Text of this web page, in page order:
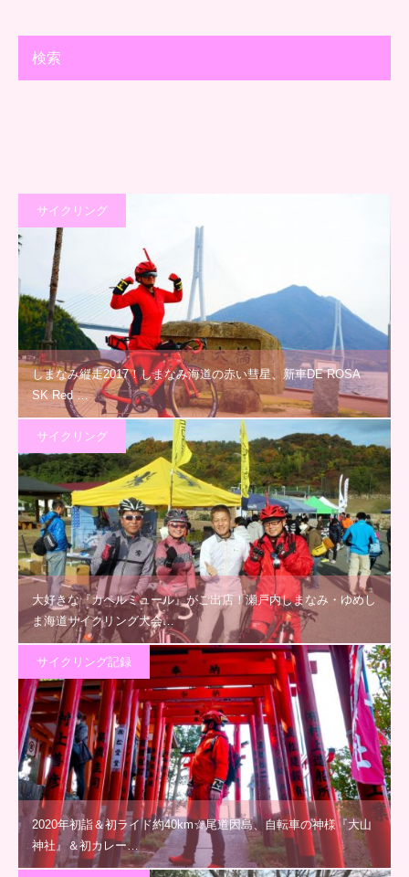
検索
サイクリング
しまなみ縦走2017！しまなみ海道の赤い彗星、新車DE ROSA
SK Red …
サイクリング
大好きな『カペルミュール』がご出店！瀬戸内しまなみ・ゆめし
ま海道サイクリング大会…
サイクリング記録
2020年初詣＆初ライド約40km☆尾道因島、自転車の神様『大山
神社』＆初カレー…